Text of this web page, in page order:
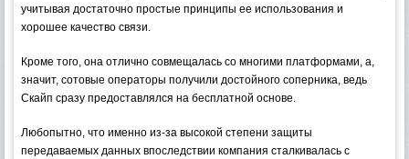
учитывая достаточно простые принципы ее использования и
хорошее качество связи.
Кроме того, она отлично совмещалась со многими платформами, а,
значит, сотовые операторы получили достойного соперника, ведь
Скайп сразу предоставлялся на бесплатной основе.
Любопытно, что именно из-за высокой степени защиты
передаваемых данных впоследствии компания сталкивалась с